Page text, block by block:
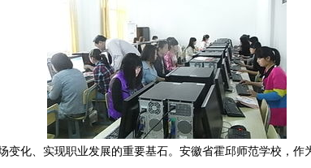
化、实现职业发展的重要基石。安徽省霍邱师范学校，